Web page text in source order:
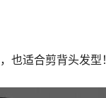
也适合剪背头发型！